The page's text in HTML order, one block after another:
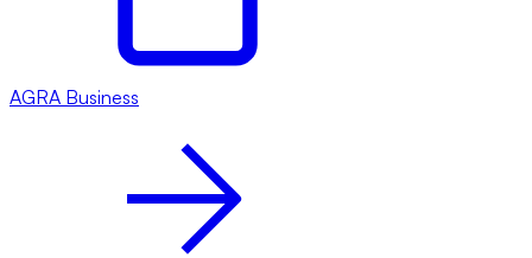
AGRA Business